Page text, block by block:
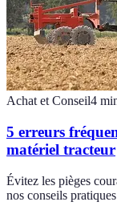
Achat et Conseil4
5 erreurs
matériel tracteur
Évitez les pièges
nos conseils